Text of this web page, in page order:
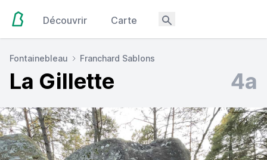
Découvrir Carte
Fontainebleau Franchard Sablons
La Gillette 4a